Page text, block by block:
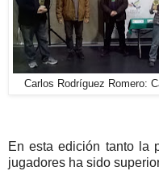
Carlos Rodríguez Romero:
En esta edición tanto la
jugadores ha sido